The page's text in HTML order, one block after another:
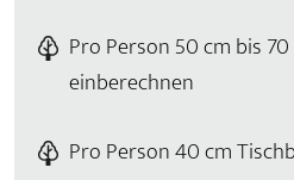
Pro Person 50 cm bis
einberechnen
Pro Person 40 cm